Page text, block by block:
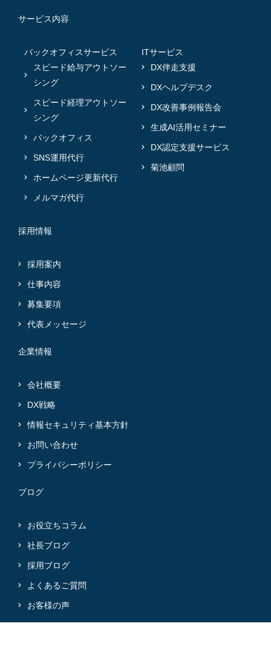
サービス内容
バックオフィスサービス
スピード給与アウトソー
シング
スピード経理アウトソー
シング
バックオフィス
SNS運用代行
ホームページ更新代行
メルマガ代行
ITサービス
DX伴走支援
DXヘルプデスク
DX改善事例報告会
生成AI活用セミナー
DX認定支援サービス
菊池顧問
採用情報
採用案内
仕事内容
募集要項
代表メッセージ
企業情報
会社概要
DX戦略
情報セキュリティ基本方針
お問い合わせ
プライバシーポリシー
ブログ
お役立ちコラム
社長ブログ
採用ブログ
よくあるご質問
お客様の声